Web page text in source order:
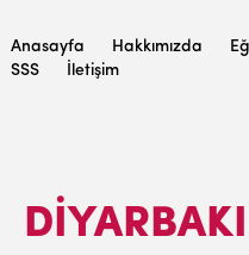
Anasayfa Hakkımızda
SSS
İletişim